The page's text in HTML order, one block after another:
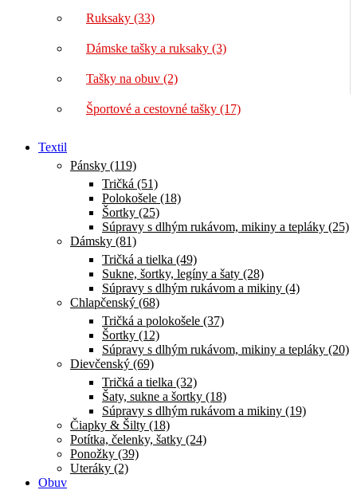
Ruksaky (33)
Dámske tašky a ruksaky (3)
Tašky na obuv (2)
Športové a cestovné tašky (17)
Textil
Pánsky (119)
Tričká (51)
Polokošele (18)
Šortky (25)
Súpravy s dlhým rukávom, mikiny a tepláky (25)
Dámsky (81)
Tričká a tielka (49)
Sukne, šortky, legíny a šaty (28)
Súpravy s dlhým rukávom a mikiny (4)
Chlapčenský (68)
Tričká a polokošele (37)
Šortky (12)
Súpravy s dlhým rukávom, mikiny a tepláky (20)
Dievčenský (69)
Tričká a tielka (32)
Šaty, sukne a šortky (18)
Súpravy s dlhým rukávom a mikiny (19)
Čiapky & Šilty (18)
Potítka, čelenky, šatky (24)
Ponožky (39)
Uteráky (2)
Obuv